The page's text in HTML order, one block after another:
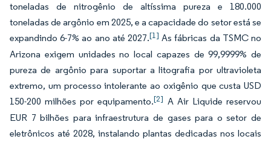
toneladas de nitrogênio de altíssima pureza e 180.000
toneladas de argônio em 2025, e a capacidade do setor está se
expandindo 6-7% ao ano até 2027.[1] As fábricas da TSMC no
Arizona exigem unidades no local capazes de 99,9999% de
pureza de argônio para suportar a litografia por ultravioleta
extremo, um processo intolerante ao oxigênio que custa USD
150-200 milhões por equipamento.[2] A Air Liquide reservou
EUR 7 bilhões para infraestrutura de gases para o setor de
eletrônicos até 2028, instalando plantas dedicadas nos locais